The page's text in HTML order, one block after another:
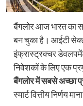
बैंगलोर आज भारत का
बन चुका है। आईटी
इंफ्रास्ट्रक्चर
निवेशकों के लिए एक
बैंगलोर में सबसे अच्छा
स्मार्ट वित्तीय निर्णय